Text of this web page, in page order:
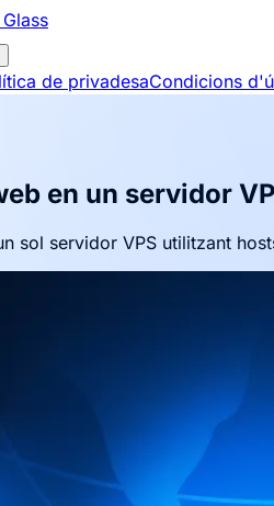
de privadesaCondicions
en un servidor
sol servidor VPS utilitzant